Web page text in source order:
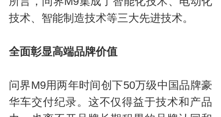
技术、智能制造技术等三大先进技术。
全面彰显高端品牌价值
问界M9用两年时间创下50万级中国品牌豪
华车交付纪录。这不仅得益于技术和产品